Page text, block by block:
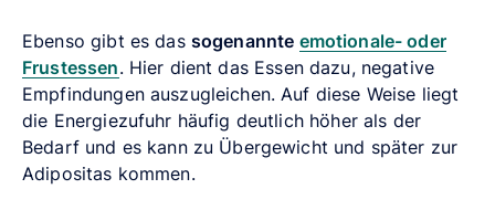
Ebenso gibt es das sogenannte emotionale- oder
Frustessen. Hier dient das Essen dazu, negative
Empfindungen auszugleichen. Auf diese Weise liegt
die Energiezufuhr häufig deutlich höher als der
Bedarf und es kann zu Übergewicht und später zur
Adipositas kommen.